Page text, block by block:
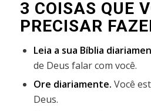
3 COISAS QUE
PRECISAR
Leia a sua Bíblia
de Deus falar com você.
Ore diariamente. Você
Deus.